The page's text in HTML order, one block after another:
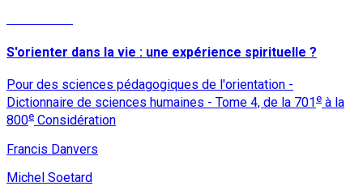
S'orienter dans la vie : une expérience spirituelle ?
Pour des sciences pédagogiques de l'orientation -
Dictionnaire de sciences humaines - Tome 4, de la 701 e à la
800e Considération
Francis Danvers
Michel Soetard